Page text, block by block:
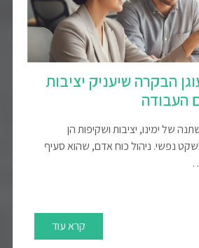
הבקרה שיעניק יציבות
העבודה
של ימינו, יציבות ושקיפות הן
נפשי. ניהול כוח אדם, שהוא סעיף
קרא עוד